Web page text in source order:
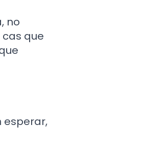
no
que
esperar,